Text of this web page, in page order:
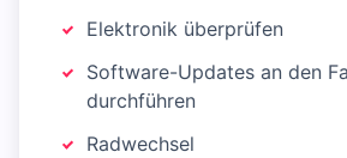
Elektronik überprüfen
Software-Updates an den
durchführen
Radwechsel